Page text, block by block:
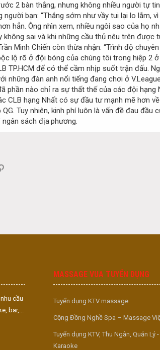
2 bàn thắng, nhưng không nhiều người tự
người bạn: “Thắng sớm như vầy tui lại lo lắm,
hẳn. Ông nhìn xem, nhiều ngôi sao của họ
không sai và khi những cầu thủ nêu trên
Minh Chiến còn thừa nhận: “Trình độ
lộ rõ ở đội bóng của chúng tôi trong hiệp 2
TP.HCM để có thể cầm nhịp suốt trận đấu.
những đàn anh nổi tiếng đang chơi ở
phần nào chỉ ra sự thất thế của các đội
CLB hạng Nhất có sự đầu tư mạnh mẽ hơn
Tuy nhiên, kinh phí luôn là vấn đề đau
ngân sách địa phương.
cầu
bar,...
MASSAGE VUA TUYỂN DỤNG
Tuyển dụng KTV massage
Cộng Đồng Nghề Spa – Massage
Tuyển dụng KTV, Thu Ngân, Quản Lý
Karaoke